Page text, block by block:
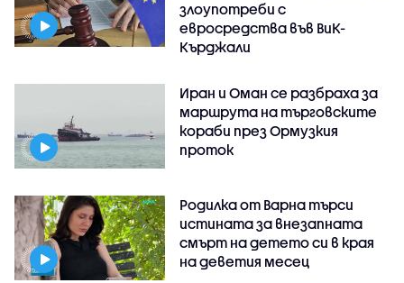
злоупотреби с
евросредства във ВиК-
Кърджали
Иран и Оман се разбраха за
маршрута на търговските
кораби през Ормузкия
проток
Родилка от Варна търси
истината за внезапната
смърт на детето си в края
на деветия месец